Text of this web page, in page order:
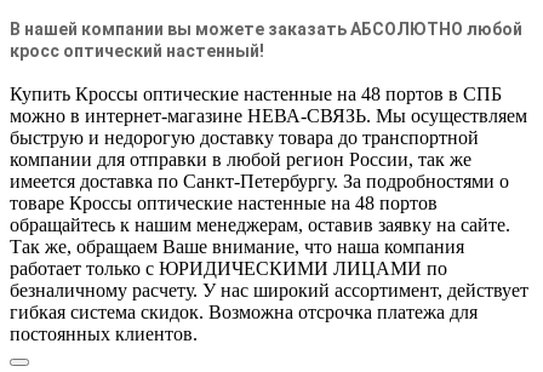
В нашей компании вы можете заказать АБСОЛЮТНО любой
кросс оптический настенный!
Купить Кроссы оптические настенные на 48 портов в СПБ
можно в интернет-магазине НЕВА-СВЯЗЬ. Мы осуществляем
быструю и недорогую доставку товара до транспортной
компании для отправки в любой регион России, так же
имеется доставка по Санкт-Петербургу. За подробностями о
товаре Кроссы оптические настенные на 48 портов
обращайтесь к нашим менеджерам, оставив заявку на сайте.
Так же, обращаем Ваше внимание, что наша компания
работает только с ЮРИДИЧЕСКИМИ ЛИЦАМИ по
безналичному расчету. У нас широкий ассортимент, действует
гибкая система скидок. Возможна отсрочка платежа для
постоянных клиентов.